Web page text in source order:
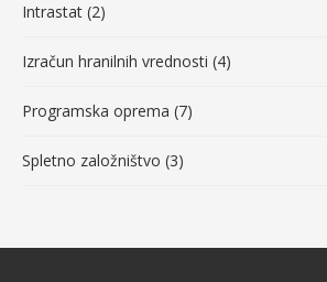
Intrastat (2)
Izračun hranilnih vrednosti (4)
Programska oprema (7)
Spletno založništvo (3)